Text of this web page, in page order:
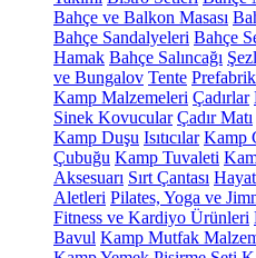
Bahçe ve Balkon Masası
Bahçe Sandalyeleri Bahçe
Hamak Bahçe Salıncağı
ve Bungalov Tente
Kamp Malzemeleri Çadırlar
Sinek Kovucular Çadır Matı
Kamp Duşu Isıtıcılar Kamp
Çubuğu Kamp Tuvaleti
Aksesuarı Sırt Çantası
Aletleri Pilates, Yoga ve
Fitness ve Kardiyo Ürünleri
Bavul Kamp Mutfak